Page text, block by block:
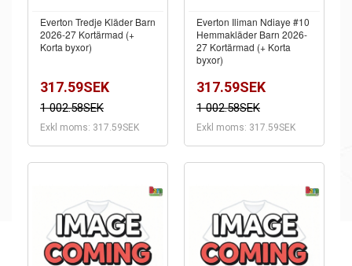
Everton Tredje Kläder Barn
2026-27 Kortärmad (+
Korta byxor)
317.59SEK
1 002.58SEK
Exkl moms: 317.59SEK
Everton Iliman Ndiaye #10
Hemmakläder Barn 2026-
27 Kortärmad (+ Korta
byxor)
317.59SEK
1 002.58SEK
Exkl moms: 317.59SEK